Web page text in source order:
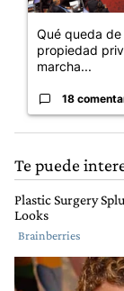
Qué queda
propiedad
marcha...
18